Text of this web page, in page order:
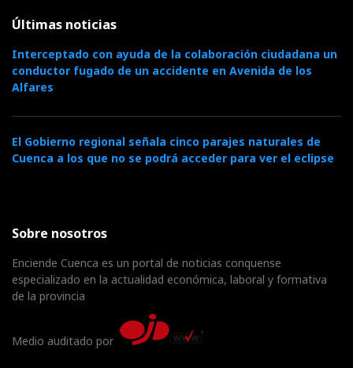
Últimas noticias
Interceptado con ayuda de la colaboración ciudadana un
conductor fugado de un accidente en Avenida de los
Alfares
El Gobierno regional señala cinco parajes naturales de
Cuenca a los que no se podrá acceder para ver el eclipse
Sobre nosotros
Enciende Cuenca es un portal de noticias conquense
especializado en la actualidad económica, laboral y formativa
de la provincia
Medio auditado por